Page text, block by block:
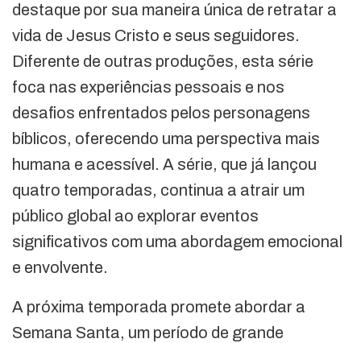
destaque por sua maneira única de retratar a
vida de Jesus Cristo e seus seguidores.
Diferente de outras produções, esta série
foca nas experiências pessoais e nos
desafios enfrentados pelos personagens
bíblicos, oferecendo uma perspectiva mais
humana e acessível. A série, que já lançou
quatro temporadas, continua a atrair um
público global ao explorar eventos
significativos com uma abordagem emocional
e envolvente.
A próxima temporada promete abordar a
Semana Santa, um período de grande